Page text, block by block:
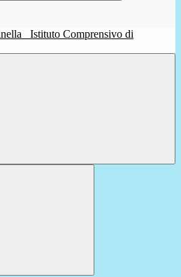
Istituto Comprensivo di